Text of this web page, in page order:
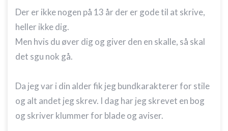
Der er ikke nogen på 13 år der er gode til at skrive,
heller ikke dig.
Men hvis du øver dig og giver den en skalle, så skal
det sgu nok gå.
Da jeg var i din alder fik jeg bundkarakterer for stile
og alt andet jeg skrev. I dag har jeg skrevet en bog
og skriver klummer for blade og aviser.
Identificere enheder baseret på aktivt
anmodede oplysninger
Ydeevne
Funktionel